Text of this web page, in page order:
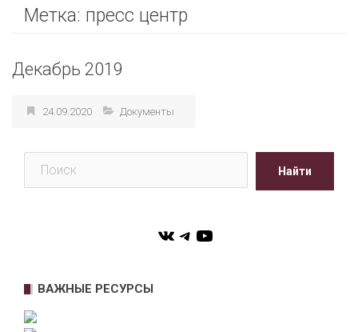
Метка: пресс центр
Декабрь 2019
24.09.2020 Документы
Найти
VKTelegram
YouTube
ВАЖНЫЕ РЕСУРСЫ